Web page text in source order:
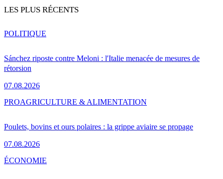
LES PLUS RÉCENTS
Sánchez riposte contre Meloni : l'Italie menacée de mesures de
rétorsion
07.08.2026
POLITIQUE
Poulets, bovins et ours polaires : la grippe aviaire se propage
07.08.2026
PROAGRICULTURE & ALIMENTATION
ÉCONOMIE